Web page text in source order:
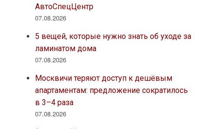
АвтоСпецЦентр
07.08.2026
5 вещей, которые нужно знать об уходе за
ламинатом дома
07.08.2026
Москвичи теряют доступ к дешёвым
апартаментам: предложение сократилось
в 3–4 раза
07.08.2026